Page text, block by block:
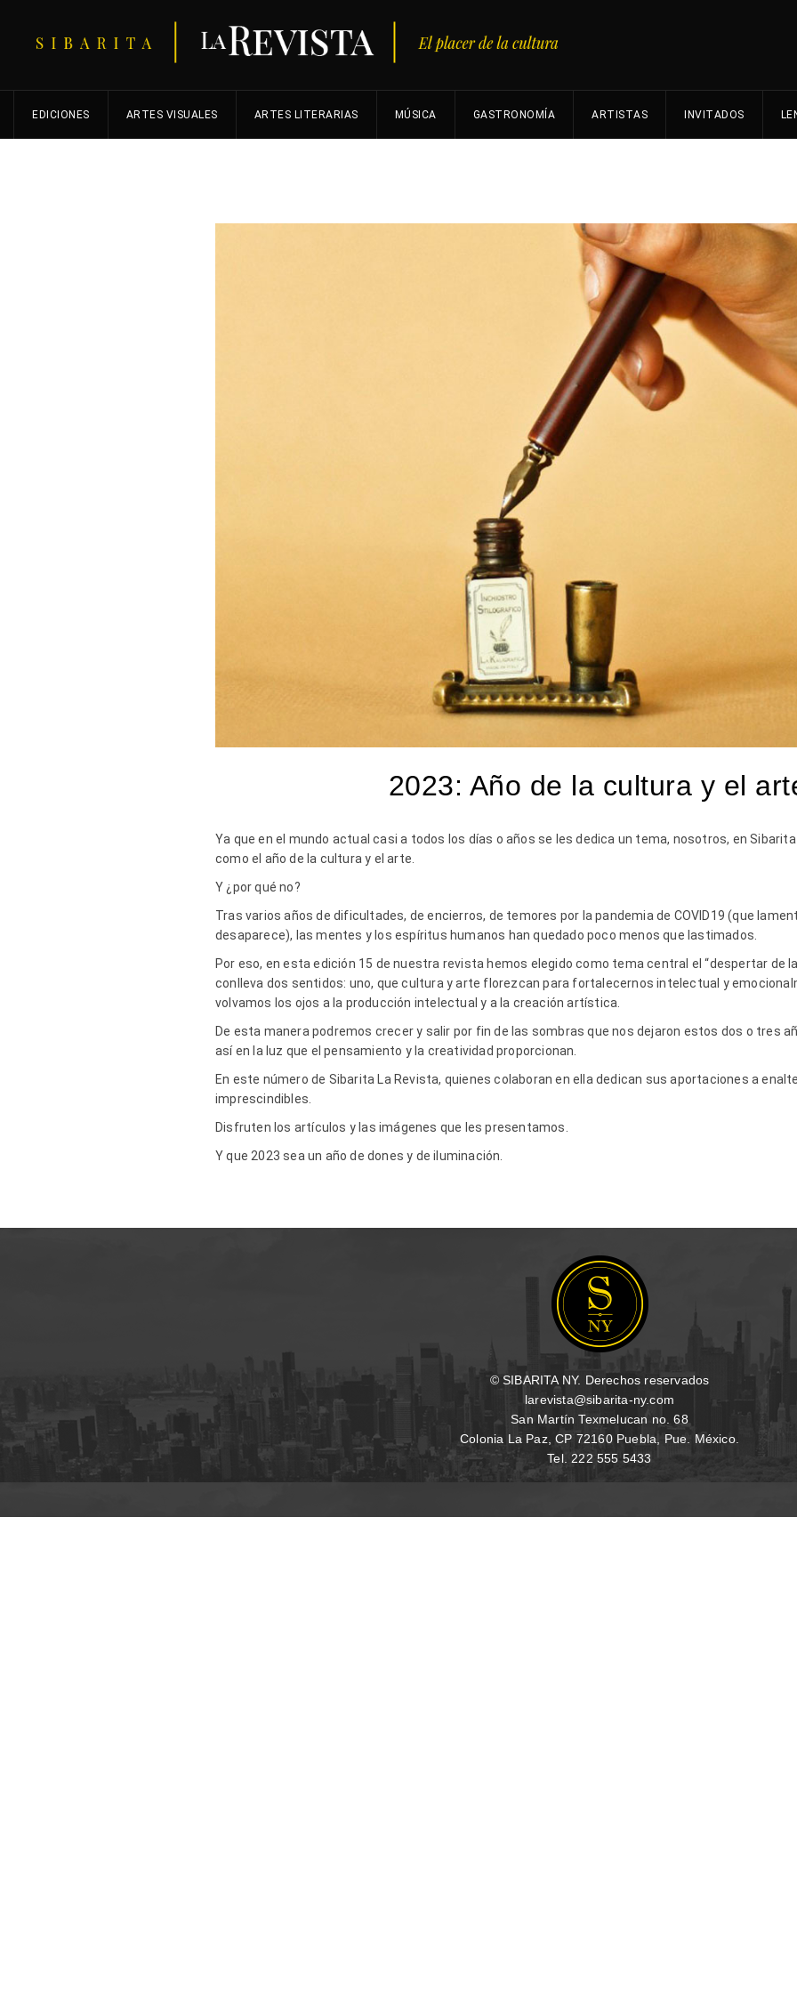
EDICIONES ARTES VISUALES ARTES LITERARIAS MÚSICA GASTRONOMÍA ARTISTAS INVITADOS
2023: Año de la cultura y el
Ya que en el mundo actual casi a todos los días o años se les dedica un tema, nosotros, en
como el año de la cultura y el arte.
Y ¿por qué no?
Tras varios años de dificultades, de encierros, de temores por la pandemia de COVID19 (que
desaparece), las mentes y los espíritus humanos han quedado poco menos que lastimados.
Por eso, en esta edición 15 de nuestra revista hemos elegido como tema central el “despertar de
conlleva dos sentidos: uno, que cultura y arte florezcan para fortalecernos intelectual y
volvamos los ojos a la producción intelectual y a la creación artística.
De esta manera podremos crecer y salir por fin de las sombras que nos dejaron estos dos o tres
así en la luz que el pensamiento y la creatividad proporcionan.
En este número de Sibarita La Revista, quienes colaboran en ella dedican sus aportaciones a
imprescindibles.
Disfruten los artículos y las imágenes que les presentamos.
Y que 2023 sea un año de dones y de iluminación.
© SIBARITA NY. Derechos reservados
larevista@sibarita-ny.com
San Martín Texmelucan no. 68
Colonia La Paz, CP 72160 Puebla, Pue. México.
Tel. 222 555 5433